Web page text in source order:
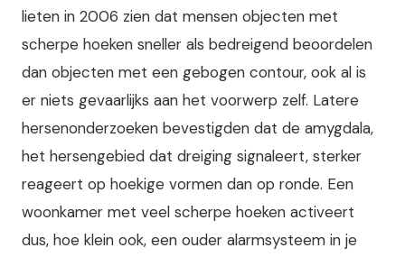
lieten in 2006 zien dat mensen objecten met
scherpe hoeken sneller als bedreigend beoordelen
dan objecten met een gebogen contour, ook al is
er niets gevaarlijks aan het voorwerp zelf. Latere
hersenonderzoeken bevestigden dat de amygdala,
het hersengebied dat dreiging signaleert, sterker
reageert op hoekige vormen dan op ronde. Een
woonkamer met veel scherpe hoeken activeert
dus, hoe klein ook, een ouder alarmsysteem in je